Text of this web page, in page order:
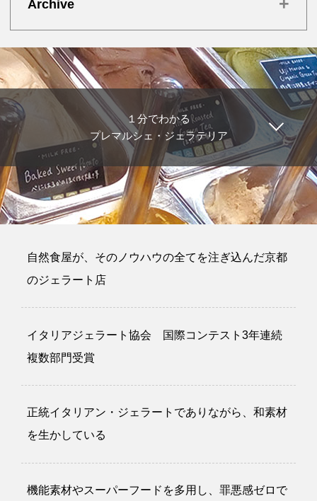
Archive
１分でわかる
プレマルシェ・ジェラテリア
自然食屋が、そのノウハウの全てを注ぎ込んだ京都
のジェラート店
イタリアジェラート協会 国際コンテスト3年連続
複数部門受賞
正統イタリアン・ジェラートでありながら、和素材
を生かしている
機能素材やスーパーフードを多用し、罪悪感ゼロで